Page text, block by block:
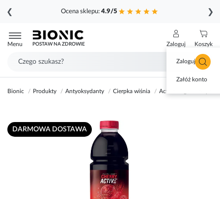
Ocena sklepu: 4.9/5
❮ ❯
do
treści
Menu POSTAW NA ZDROWIE Zaloguj
Zaloguj się
Załóż konto
Koszyk
Bionic Produkty Antyoksydanty Cierpka wiśnia Active Edge Cherry
Przejdź
na
DARMOWA DOSTAWA